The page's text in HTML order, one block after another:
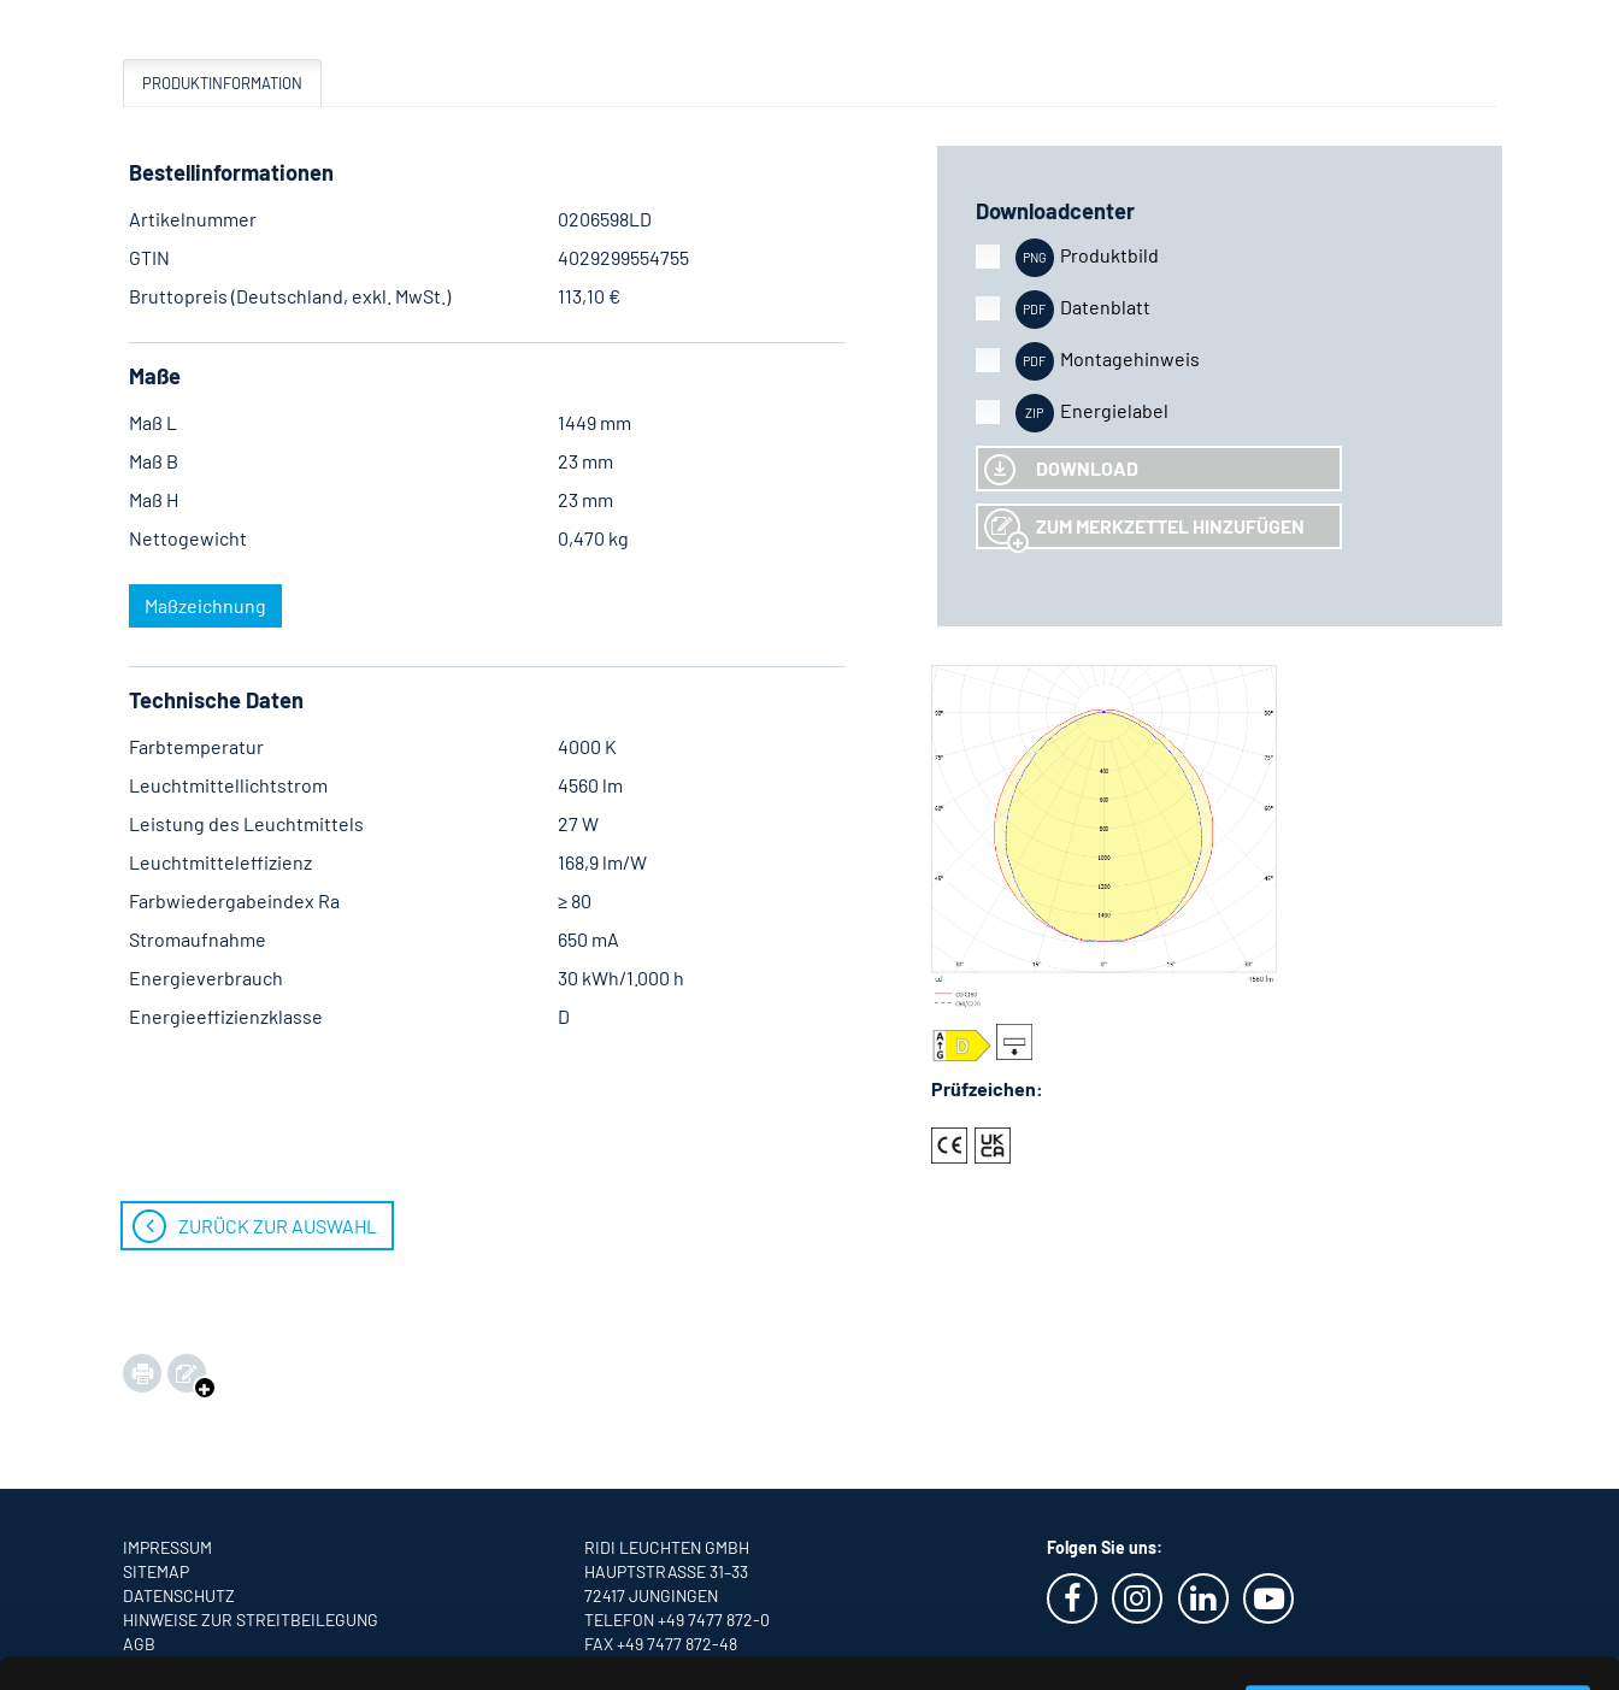
PRODUKTINFORMATION
Bestellinformationen
Artikelnummer
0206598LD
GTIN
4029299554755
Bruttopreis (Deutschland, exkl. MwSt.)
113,10 €
Maße
Maß L
1449 mm
Maß B
23 mm
Maß H
23 mm
Nettogewicht
0,470 kg
Maßzeichnung
Technische Daten
Farbtemperatur
4000 K
Leuchtmittellichtstrom
4560 lm
Leistung des Leuchtmittels
27 W
Leuchtmitteleffizienz
168,9 lm/W
Farbwiedergabeindex Ra
≥ 80
Stromaufnahme
650 mA
Energieverbrauch
30 kWh/1.000 h
Energieeffizienzklasse
D
Downloadcenter
Produktbild
Datenblatt
Montagehinweis
Energielabel
DOWNLOAD
ZUM MERKZETTEL HINZUFÜGEN
Prüfzeichen:
ZURÜCK ZUR AUSWAHL
IMPRESSUM
SITEMAP
DATENSCHUTZ
HINWEISE ZUR STREITBEILEGUNG
AGB
RIDI LEUCHTEN GMBH
HAUPTSTRASSE 31–33
72417 JUNGINGEN
TELEFON +49 7477 872-0
FAX +49 7477 872-48
Folgen Sie uns: